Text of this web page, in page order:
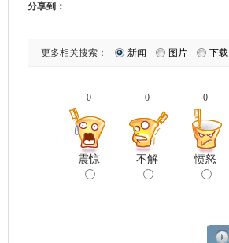
分享到：
更多相关搜索： 新闻 图片 下载
0
震惊
0
不解
0
愤怒